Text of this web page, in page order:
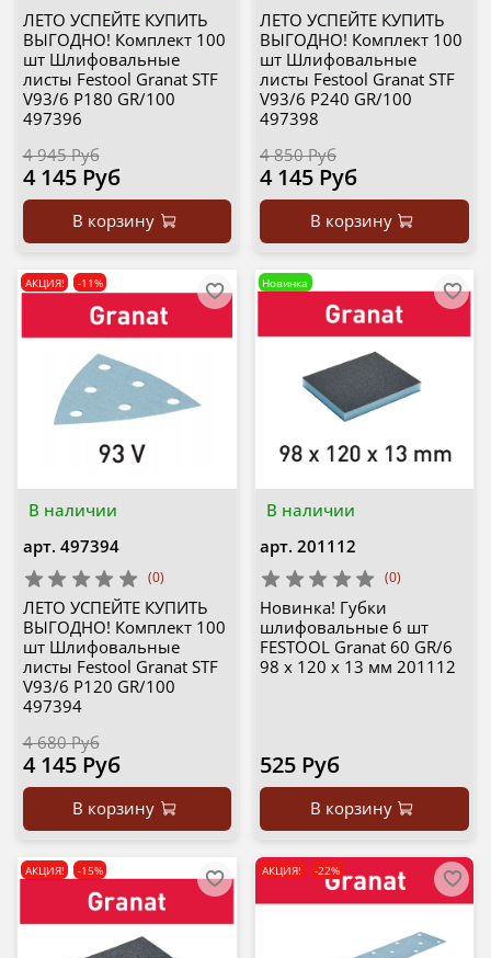
ЛЕТО УСПЕЙТЕ КУПИТЬ
ВЫГОДНО! Комплект 100
шт Шлифовальные
листы Festool Granat STF
V93/6 P180 GR/100
497396
4 945 Руб
4 145 Руб
В корзину
ЛЕТО УСПЕЙТЕ КУПИТЬ
ВЫГОДНО! Комплект 100
шт Шлифовальные
листы Festool Granat STF
V93/6 P240 GR/100
497398
4 850 Руб
4 145 Руб
В корзину
В наличии
АКЦИЯ! -11%
арт. 497394
(0)
ЛЕТО УСПЕЙТЕ КУПИТЬ
ВЫГОДНО! Комплект 100
шт Шлифовальные
листы Festool Granat STF
V93/6 P120 GR/100
497394
4 680 Руб
4 145 Руб
В корзину
В наличии
Новинка
арт. 201112
(0)
Новинка! Губки
шлифовальные 6 шт
FESTOOL Granat 60 GR/6
98 x 120 x 13 мм 201112
525 Руб
В корзину
АКЦИЯ! -15% АКЦИЯ! -22%